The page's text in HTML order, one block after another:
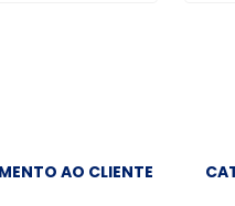
AO CLIENTE